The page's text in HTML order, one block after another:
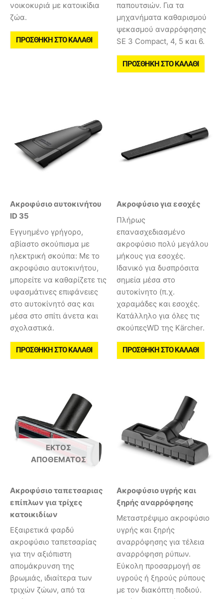
νοικοκυριά με κατοικίδια
ζώα.
ΠΡΟΣΘΉΚΗ ΣΤΟ ΚΑΛΆΘΙ
παπουτσιών. Για τα
μηχανήματα καθαρισμού
ψεκασμού αναρρόφησης
SE 3 Compact, 4, 5 και 6.
ΠΡΟΣΘΉΚΗ ΣΤΟ ΚΑΛΆΘΙ
Ακροφύσιο αυτοκινήτου
ID 35
Εγγυημένο γρήγορο,
αβίαστο σκούπισμα με
ηλεκτρική σκούπα: Με το
ακροφύσιο αυτοκινήτου,
μπορείτε να καθαρίζετε τις
υφασμάτινες επιφάνειες
στο αυτοκίνητό σας και
μέσα στο σπίτι άνετα και
σχολαστικά.
ΠΡΟΣΘΉΚΗ ΣΤΟ ΚΑΛΆΘΙ
Ακροφύσιο για εσοχές
Πλήρως
επανασχεδιασμένο
ακροφύσιο πολύ μεγάλου
μήκους για εσοχές.
Ιδανικό για δυσπρόσιτα
σημεία μέσα στο
αυτοκίνητο (π.χ.
χαραμάδες και εσοχές.
Κατάλληλο για όλες τις
σκούπεςWD της Kärcher.
ΠΡΟΣΘΉΚΗ ΣΤΟ ΚΑΛΆΘΙ
ΕΚΤΌΣ
ΑΠΟΘΈΜΑΤΟΣ
Ακροφύσιο ταπετσαριας
επίπλων για τρίχες
κατοικιδίων
Εξαιρετικά φαρδύ
ακροφύσιο ταπετσαρίας
για την αξιόπιστη
απομάκρυνση της
βρωμιάς, ιδιαίτερα των
τριχών ζώων, από τα
Ακροφύσιο υγρής και
ξηρής αναρρόφησης
Μεταστρέψιμο ακροφύσιο
υγρής και ξηρής
αναρρόφησης για τέλεια
αναρρόφηση ρύπων.
Εύκολη προσαρμογή σε
υγρούς ή ξηρούς ρύπους
με τον διακόπτη ποδιού.